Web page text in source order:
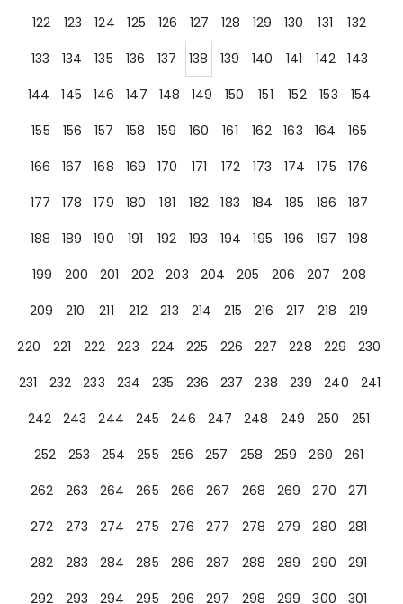
122
123 124 125 126 127 128 129 130 131
132
133
134 135 136 137 138 139 140 141 142
143
144
145 146 147 148 149 150 151 152 153
154
155
156 157 158 159 160 161 162 163 164
165
166
167 168 169 170 171 172 173 174 175
176
177
178 179 180 181 182 183 184 185 186
187
188
189 190 191 192 193 194 195 196 197
198
199
200 201 202 203 204 205 206 207
208
209
210 211 212 213 214 215 216 217 218
219
220
221 222 223 224 225 226 227 228 229
230
231
232 233 234 235 236 237 238 239 240
241
242
243 244 245 246 247 248 249 250
251
252
253 254 255 256 257 258 259 260
261
262
263 264 265 266 267 268 269 270
271
272
273 274 275 276 277 278 279 280
281
282
283 284 285 286 287 288 289 290
291
292
293 294 295 296 297 298 299 300 301